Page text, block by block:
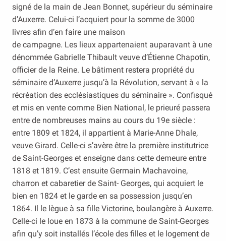
signé de la main de Jean Bonnet, supérieur du séminaire
d’Auxerre. Celui-ci l’acquiert pour la somme de 3000
livres afin d’en faire une maison
de campagne. Les lieux appartenaient auparavant à une
dénommée Gabrielle Thibault veuve d’Étienne Chapotin,
officier de la Reine. Le bâtiment restera propriété du
séminaire d’Auxerre jusqu’à la Révolution, servant à « la
récréation des ecclésiastiques du séminaire ». Confisqué
et mis en vente comme Bien National, le prieuré passera
entre de nombreuses mains au cours du 19e siècle :
entre 1809 et 1824, il appartient à Marie-Anne Dhale,
veuve Girard. Celle-ci s’avère être la première institutrice
de Saint-Georges et enseigne dans cette demeure entre
1818 et 1819. C’est ensuite Germain Machavoine,
charron et cabaretier de Saint- Georges, qui acquiert le
bien en 1824 et le garde en sa possession jusqu’en
1864. Il le lègue à sa fille Victorine, boulangère à Auxerre.
Celle-ci le loue en 1873 à la commune de Saint-Georges
afin qu’y soit installés l’école des filles et le logement de